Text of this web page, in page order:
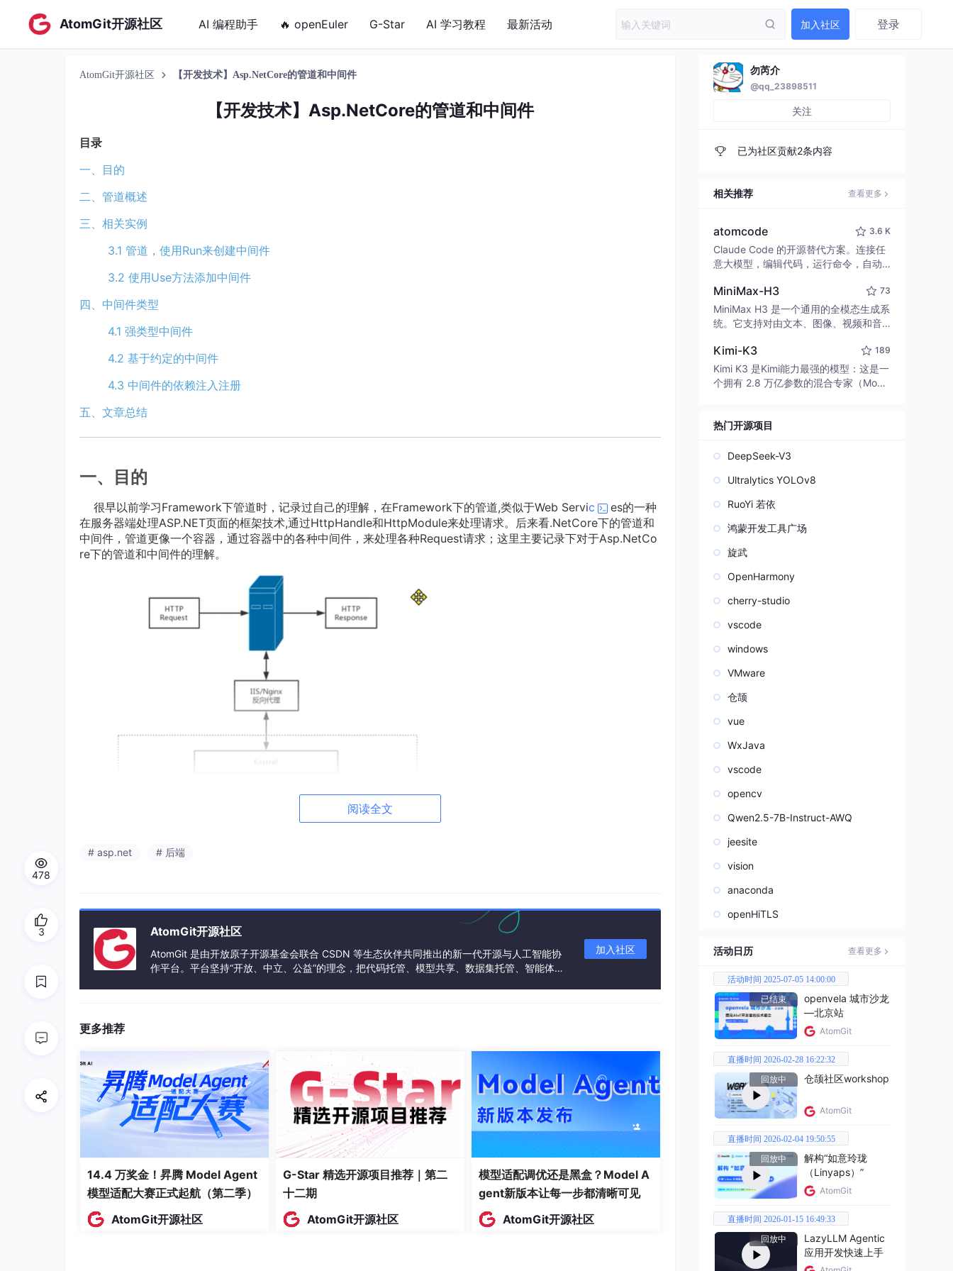
AtomGit开源社区 AI 编程助手 🔥 openEuler G-Star AI 学习教程 最新活动 加入社区 登录
AtomGit开源社区 【开发技术】Asp.NetCore的管道和中间件
【开发技术】Asp.NetCore的管道和中间件
目录
一、目的
二、管道概述
三、相关实例
3.1 管道，使用Run来创建中间件
3.2 使用Use方法添加中间件
四、中间件类型
4.1 强类型中间件
4.2 基于约定的中间件
4.3 中间件的依赖注入注册
五、文章总结
一、目的
很早以前学习Framework下管道时，记录过自己的理解，在Framework下的管道,类似于Web Servic
es的一种
在服务器端处理ASP.NET页面的框架技术,通过HttpHandle和HttpModule来处理请求。后来看.NetCore下的管道和
中间件，管道更像一个容器，通过容器中的各种中间件，来处理各种Request请求；这里主要记录下对于Asp.NetCo
re下的管道和中间件的理解。
管道是Asp.NetCore的核心。自身是一个长时间运行的后台服务(Web主机服务)。服务运行后才会构建请求管
是管道中的各种组件，也就是管道中间件。每个中间件都有特定的功能。
例如:路由、认证、授权等中间件。
MVC就是建立在路由中间件的基础上，该中间件实现了请求和Action之间的映射，并激活控制器、执行动作、
渲染视图；
阅读全文
# asp.net # 后端
AtomGit开源社区
AtomGit 是由开放原子开源基金会联合 CSDN 等生态伙伴共同推出的新一代开源与人工智能协
作平台。平台坚持“开放、中立、公益”的理念，把代码托管、模型共享、数据集托管、智能体开
加入社区
更多推荐
14.4 万奖金！昇腾 Model Agent
模型适配大赛正式起航（第二季）
AtomGit开源社区
G-Star 精选开源项目推荐｜第二
十二期
AtomGit开源社区
模型适配调优还是黑盒？Model A
gent新版本让每一步都清晰可见
AtomGit开源社区
478
3
勿芮介
@qq_23898511
关注
已为社区贡献2条内容
相关推荐 查看更多
atomcode 3.6 K
Claude Code 的开源替代方案。连接任
意大模型，编辑代码，运行命令，自动
致性能。 ｜ An open-source alternativ
e to Claude Code. Connect any LLM,
edit code, run commands, and verify
MiniMax-H3 73
MiniMax H3 是一个通用的全模态生成系
统。它支持对由文本、图像、视频和音
并能生成分辨率高达 2K、时长可达 15
秒的带原生立体声音频的视频。得益于
面向任务泛化的系统设计，H3 在预训练
模态指令。
Kimi-K3 189
Kimi K3 是Kimi能力最强的模型：这是一
个拥有 2.8 万亿参数的混合专家（Mo
热门开源项目
DeepSeek-V3
Ultralytics YOLOv8
RuoYi 若依
鸿蒙开发工具广场
旋武
OpenHarmony
cherry-studio
vscode
windows
VMware
仓颉
vue
WxJava
vscode
opencv
Qwen2.5-7B-Instruct-AWQ
jeesite
vision
anaconda
openHiTLS
活动日历 查看更多
活动时间 2025-07-05 14:00:00
已结束
openvela 城市沙龙
—北京站
AtomGit
直播时间 2026-02-28 16:22:32
回放中
仓颉社区workshop
AtomGit
直播时间 2026-02-04 19:50:55
回放中
解构“如意玲珑
（Linyaps）”
AtomGit
直播时间 2026-01-15 16:49:33
回放中
LazyLLM Agentic
应用开发快速上手